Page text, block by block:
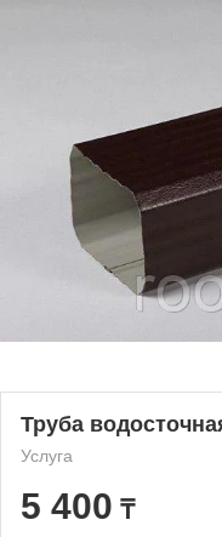
Труба
Услуга
5 400 ₸